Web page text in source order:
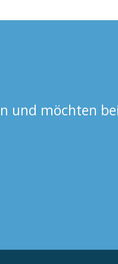
und möchten